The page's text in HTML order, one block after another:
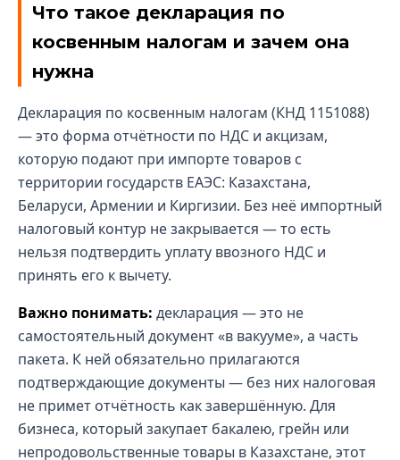
Что такое декларация по
косвенным налогам и зачем она
нужна
Декларация по косвенным налогам (КНД 1151088)
— это форма отчётности по НДС и акцизам,
которую подают при импорте товаров с
территории государств ЕАЭС: Казахстана,
Беларуси, Армении и Киргизии. Без неё импортный
налоговый контур не закрывается — то есть
нельзя подтвердить уплату ввозного НДС и
принять его к вычету.
Важно понимать: декларация — это не
самостоятельный документ «в вакууме», а часть
пакета. К ней обязательно прилагаются
подтверждающие документы — без них налоговая
не примет отчётность как завершённую. Для
бизнеса, который закупает бакалею, грейн или
непродовольственные товары в Казахстане, этот